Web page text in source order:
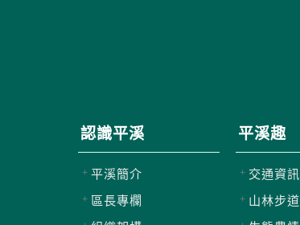
認識平溪
平溪簡介
區長專欄
平溪趣
交通資訊
山林步道